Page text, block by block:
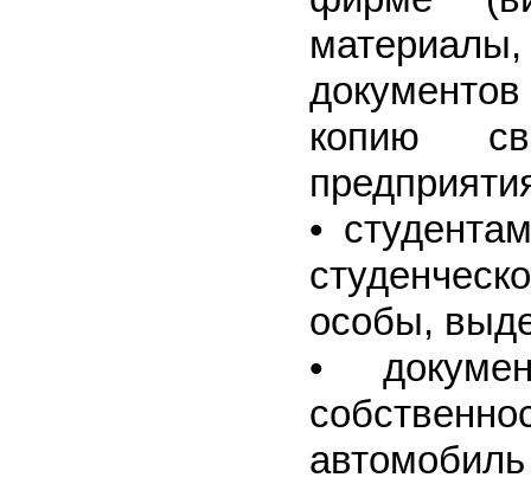
копию
•
особы,
•